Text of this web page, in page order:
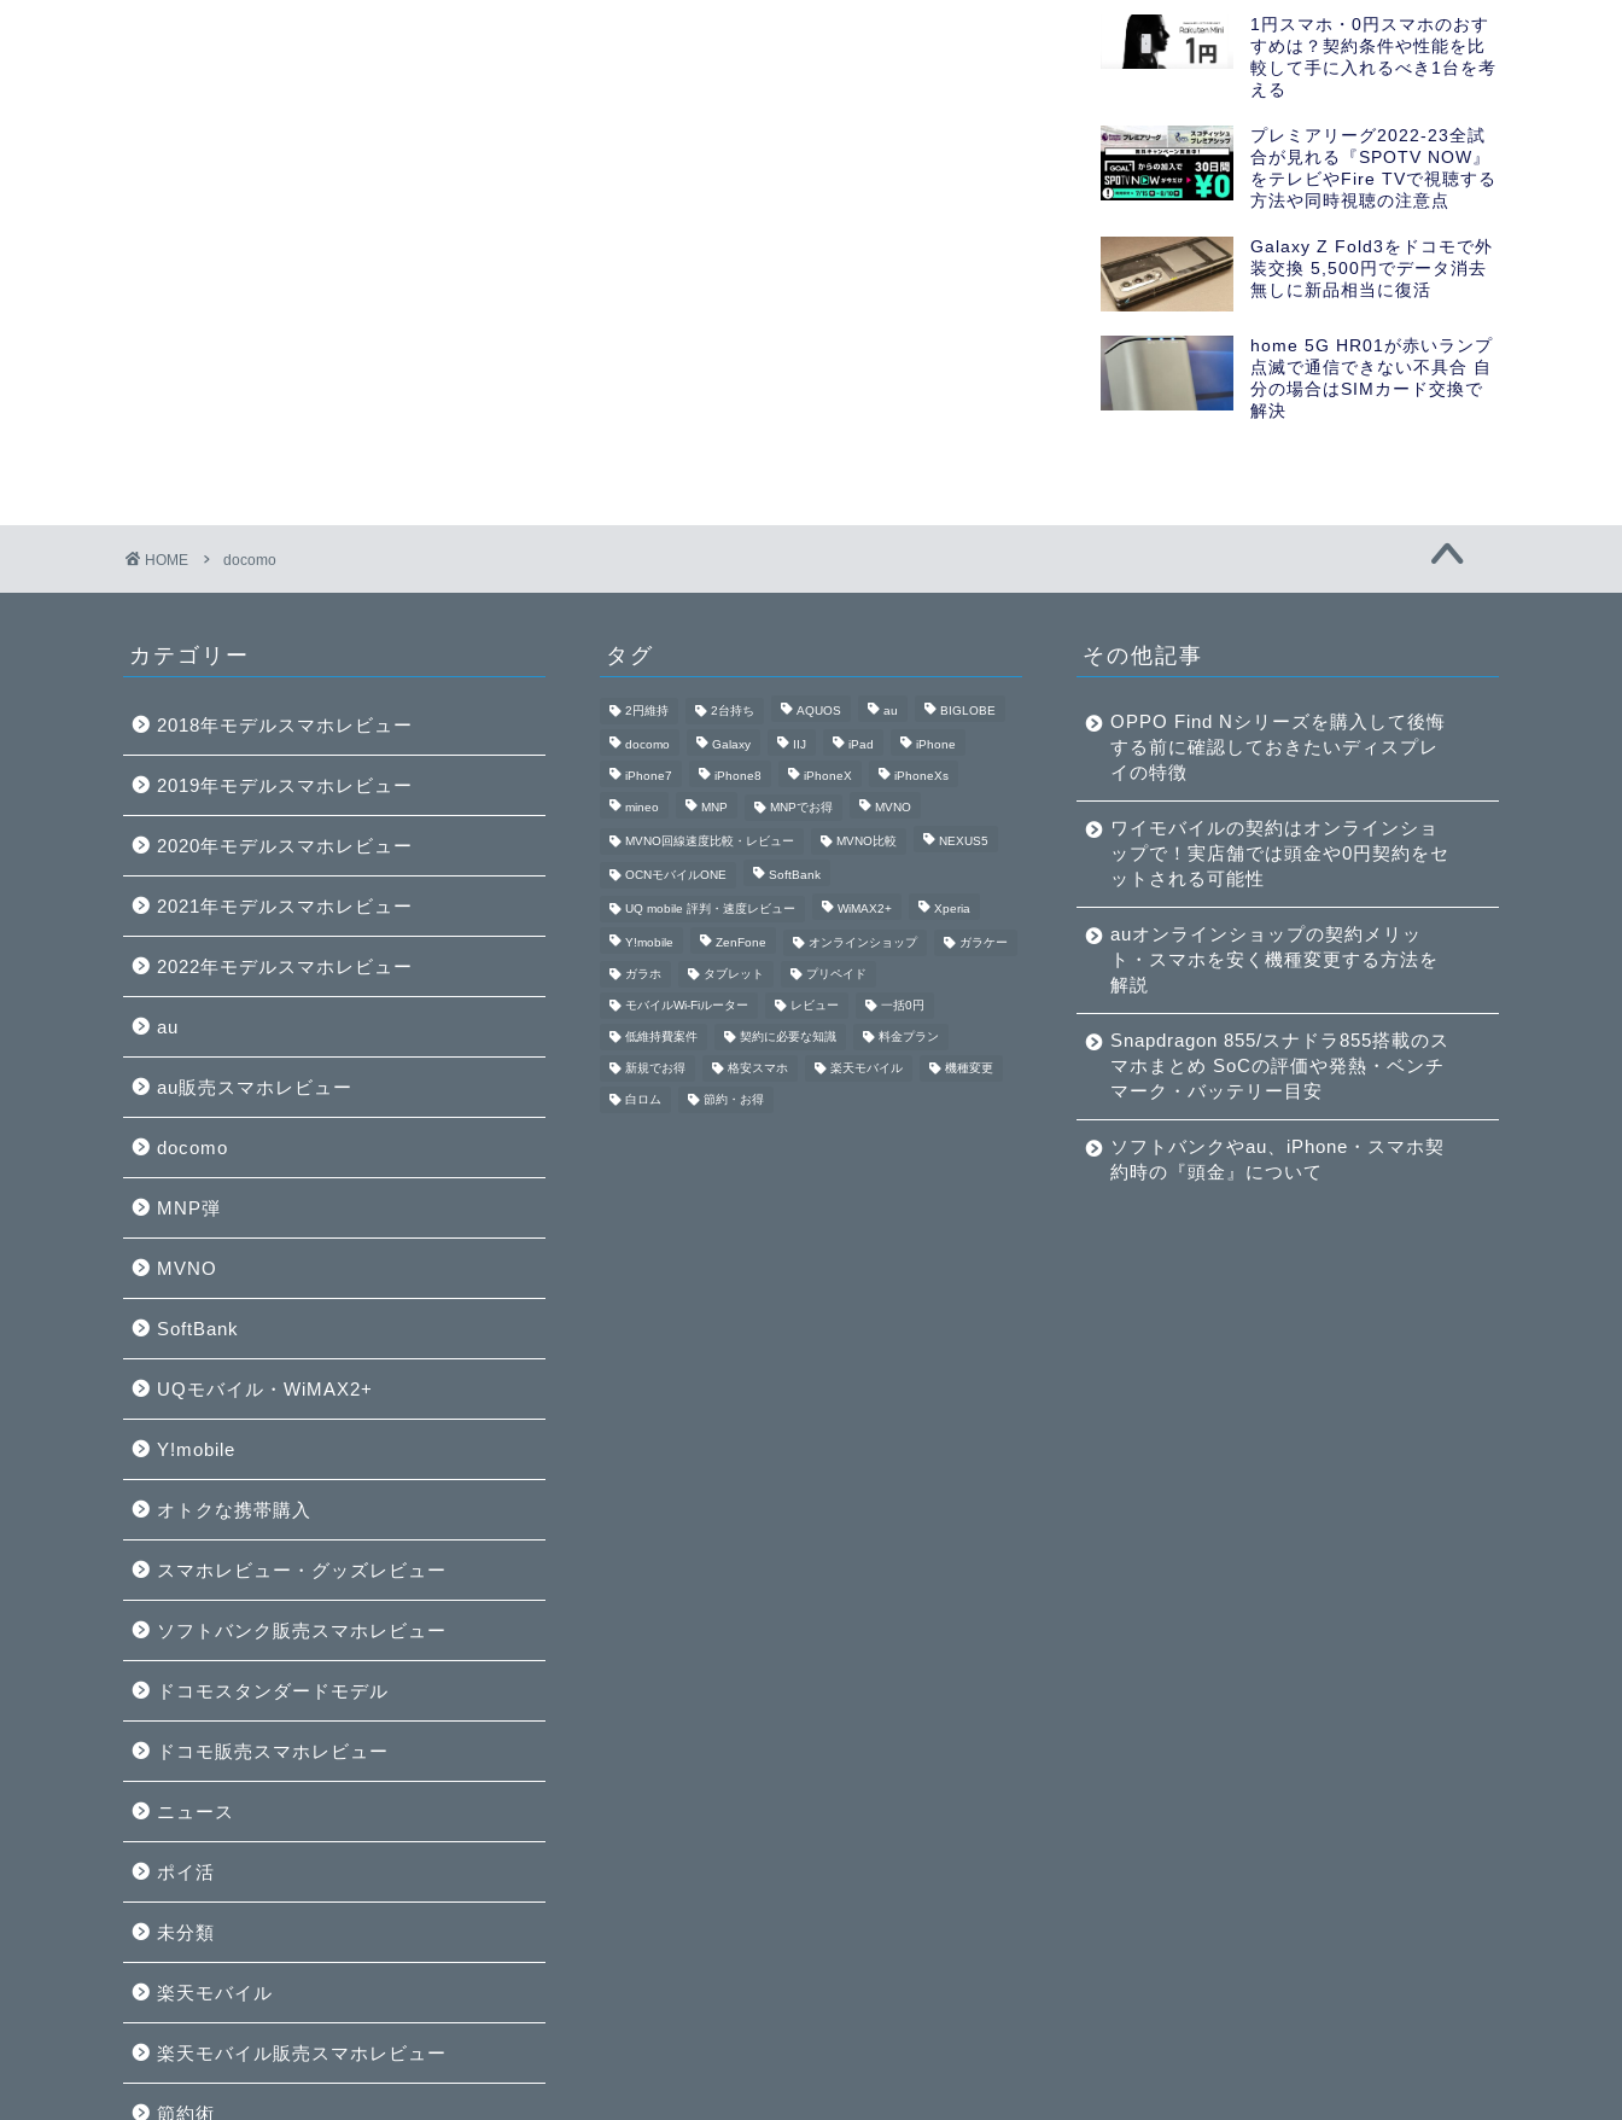
1円スマホ・0円スマホのおす
すめは？契約条件や性能を比
較して手に入れるべき1台を考
える
プレミアリーグ2022-23全試
合が見れる『SPOTV NOW』
をテレビやFire TVで視聴する
方法や同時視聴の注意点
Galaxy Z Fold3をドコモで外
装交換 5,500円でデータ消去
無しに新品相当に復活
home 5G HR01が赤いランプ
点滅で通信できない不具合 自
分の場合はSIMカード交換で
解決
HOME docomo
カテゴリー
2018年モデルスマホレビュー
2019年モデルスマホレビュー
2020年モデルスマホレビュー
2021年モデルスマホレビュー
2022年モデルスマホレビュー
au
au販売スマホレビュー
docomo
MNP弾
MVNO
SoftBank
UQモバイル・WiMAX2+
Y!mobile
オトクな携帯購入
スマホレビュー・グッズレビュー
ソフトバンク販売スマホレビュー
ドコモスタンダードモデル
ドコモ販売スマホレビュー
ニュース
ポイ活
未分類
楽天モバイル
楽天モバイル販売スマホレビュー
節約術
タグ
2円維持 2台持ち AQUOS au BIGLOBE
docomo Galaxy IIJ iPad iPhone
iPhone7 iPhone8 iPhoneX iPhoneXs
mineo MNP MNPでお得 MVNO
MVNO回線速度比較・レビュー MVNO比較 NEXUS5
OCNモバイルONE SoftBank
UQ mobile 評判・速度レビュー WiMAX2+ Xperia
Y!mobile ZenFone オンラインショップ ガラケー
ガラホ タブレット プリペイド
モバイルWi-Fiルーター レビュー 一括0円
低維持費案件 契約に必要な知識 料金プラン
新規でお得 格安スマホ 楽天モバイル 機種変更
白ロム 節約・お得
その他記事
OPPO Find Nシリーズを購入して後悔
する前に確認しておきたいディスプレ
イの特徴
ワイモバイルの契約はオンラインショ
ップで！実店舗では頭金や0円契約をセ
ットされる可能性
auオンラインショップの契約メリッ
ト・スマホを安く機種変更する方法を
解説
Snapdragon 855/スナドラ855搭載のス
マホまとめ SoCの評価や発熱・ベンチ
マーク・バッテリー目安
ソフトバンクやau、iPhone・スマホ契
約時の『頭金』について